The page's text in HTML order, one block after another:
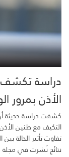
دراسة تكشف
الأذن بمرور
كشفت دراسة حديثة
التكيف مع طنين
تفاوت تأثير الحالة
نتائج نُشرت في مجلة iScience. واعتمد...